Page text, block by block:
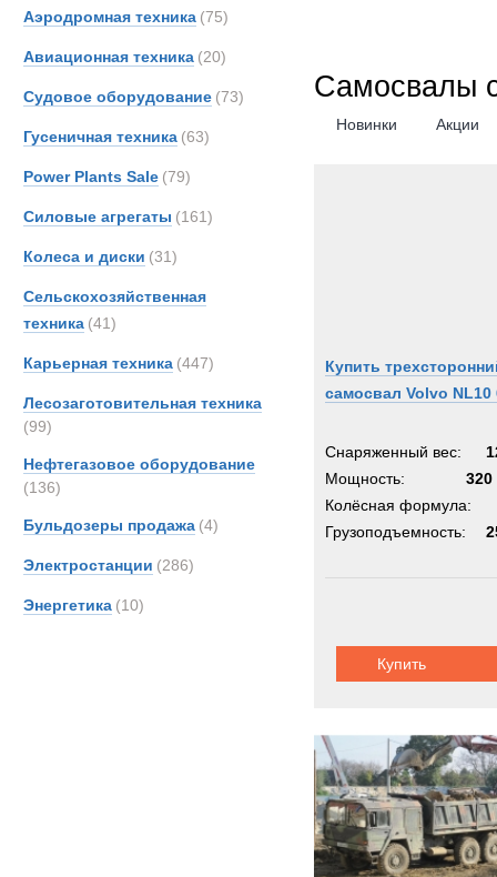
Аэродромная техника (75)
Авиационная техника (20)
Судовое оборудование (73)
Гусеничная техника (63)
Power Plants Sale (79)
Силовые агрегаты (161)
Колеса и диски (31)
Сельскохозяйственная
техника (41)
Карьерная техника (447)
Лесозаготовительная техника
(99)
Нефтегазовое оборудование
(136)
Бульдозеры продажа (4)
Электростанции (286)
Энергетика (10)
Volvo
МАЗ
Самосвалы с
Новинки Акции
Купить
самосвал Volvo NL10
Снаряженный вес:
Мощность:
320
Колёсная формула:
Грузоподъемность:
Купить